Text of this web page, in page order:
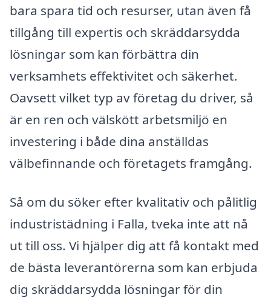
bara spara tid och resurser, utan även få
tillgång till expertis och skräddarsydda
lösningar som kan förbättra din
verksamhets effektivitet och säkerhet.
Oavsett vilket typ av företag du driver, så
är en ren och välskött arbetsmiljö en
investering i både dina anställdas
välbefinnande och företagets framgång.
Så om du söker efter kvalitativ och pålitlig
industristädning i Falla, tveka inte att nå
ut till oss. Vi hjälper dig att få kontakt med
de bästa leverantörerna som kan erbjuda
dig skräddarsydda lösningar för din